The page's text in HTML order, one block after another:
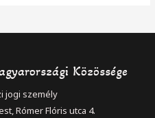
Közössége
jogi személy
Rómer Flóris utca 4.